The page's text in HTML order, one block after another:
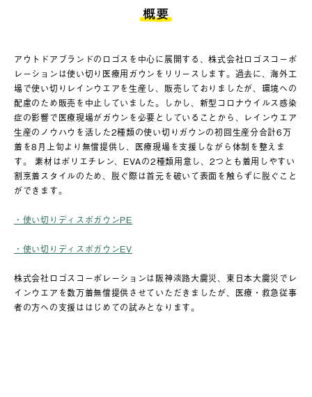
アウトドアブランドのロゴスを中心に展開する、株式会社ロゴスコーポ
レーションは使い切り医療用ガウンをリリースします。過去に、海外工
場で使い切りレインウエアを生産し、販売しておりましたが、環境への
配慮のため販売を中止していました。しかし、新型コロナウイルス感染
症の影響で医療現場がガウンを必要としていることから、レインウエア
生産のノウハウを活した2種類の使い切りガウンの初回生産分合計6万
着を8月上旬より無償提供し、医療現場を支援しながら体制を整えま
す。 素材はポリエチレン、EVAの2種類用意し、2つとも着用しやすい
割烹着スタイルのため、脱ぐ際は首元を破いて表面を触らずに脱ぐこと
ができます。
・使い切りディスポガウンPE
・使い切りディスポガウンEV
株式会社ロゴスコーポレーションは阪神淡路大震災、東日本大震災でレ
インウエアを数万着無償提供させていただきましたが、医療・救急従事
者の方への支援ははじめての試みとなります。